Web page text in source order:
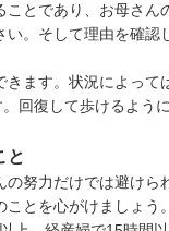
ことであり、お母さ
。そして理由を確認
ます。状況によって
回復して歩けるよう
と
努力だけでは避けら
とを心がけましょう。